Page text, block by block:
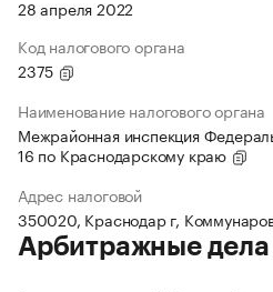
28 апреля 2022
Код налогового органа
2375
Наименование налогового органа
Межрайонная инспекция
16 по Краснодарскому краю
Адрес налоговой
350020, Краснодар г,
Арбитражные дела